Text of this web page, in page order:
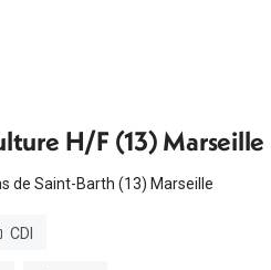
H/F (13) Marseille
de Saint-Barth (13) Marseille
CDI